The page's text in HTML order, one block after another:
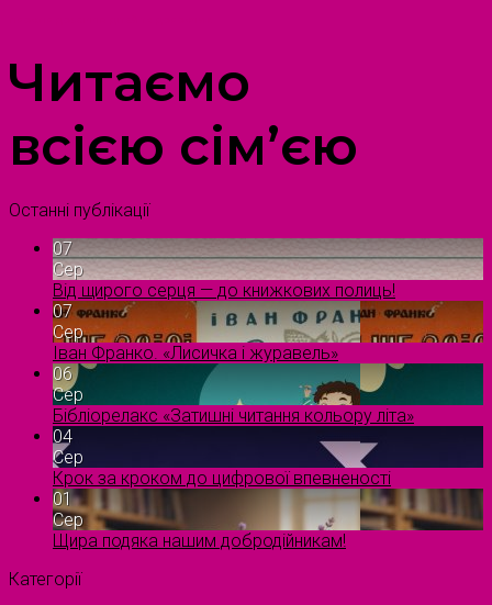
Читаємо
всією сім’єю
Останні публікації
07
Сер
Від щирого серця — до книжкових полиць!
07
Сер
Іван Франко. «Лисичка і журавель»
06
Сер
Бібліорелакс «Затишні читання кольору літа»
04
Сер
Крок за кроком до цифрової впевненості
01
Сер
Щира подяка нашим добродійникам!
Категорії